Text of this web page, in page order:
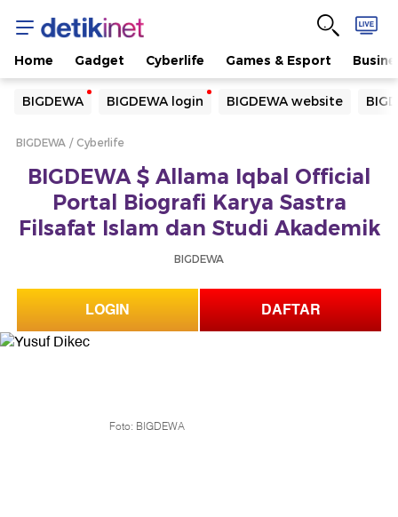
Home Gadget Cyberlife Games & Esport
BIGDEWA BIGDEWA login BIGDEWA website
Yang sedang ramai dicari
Loading...
Loading...
BIGDEWA Cyberlife
BIGDEWA $ Allama Iqbal Official
Portal Biografi Karya Sastra
Filsafat Islam dan Studi Akademik
BIGDEWA
LOGIN DAFTAR
Foto: BIGDEWA